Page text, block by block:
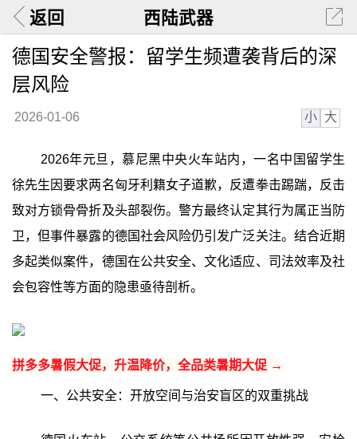
返回 西陆武器
德国安全警报：留学生频遭袭背后的深
层风险
2026-01-06 小 大
2026年元旦，慕尼黑中央火车站内，一名中国留学生
徐先生因要求两名匈牙利籍女子道歉，反遭拳击踢踹，反击
致对方锁骨骨折及头部裂伤。警方最终认定其行为属正当防
卫，但事件暴露的德国社会风险仍引发广泛关注。结合近期
多起类似案件，德国在公共安全、文化适应、司法效率及社
会包容性等方面的隐患亟待剖析。
拼多多暑假大促，升温降价，全品类暑期大促 →
一、公共安全：开放空间与治安盲区的双重挑战